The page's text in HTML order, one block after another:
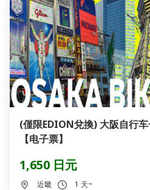
(僅限EDION兌換) 大阪自行
【电子票】
1,650 日元
近畿 1 天~